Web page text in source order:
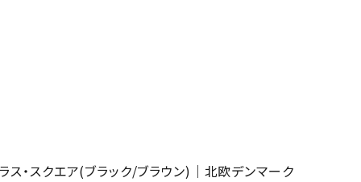
・スクエア(ブラック/ブラウン)｜北欧デンマーク